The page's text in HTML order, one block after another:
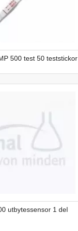
500 test 50 teststickor
utbytessensor 1 del